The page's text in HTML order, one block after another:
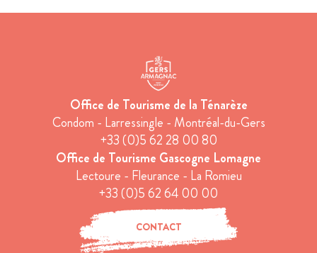
Office de Tourisme de la Ténarèze
Condom - Larressingle - Montréal-du-Gers
+33 (0)5 62 28 00 80
Office de Tourisme Gascogne Lomagne
Lectoure - Fleurance - La Romieu
+33 (0)5 62 64 00 00
CONTACT